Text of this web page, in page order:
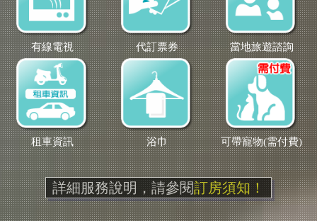
有線電視 代訂票券 當地旅遊諮詢
租車資訊 浴巾 可帶寵物(需付費)
詳細服務說明，請參閱訂房須知！